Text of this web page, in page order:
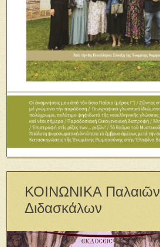
ΚΟΙΝΩΝΙΚΑ Παλαιῶν
Διδασκάλων